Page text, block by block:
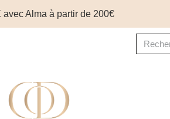
avec Alma à partir de 200€